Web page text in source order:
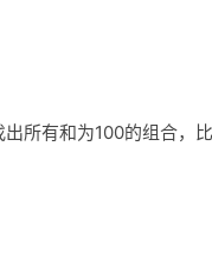
所有和为100的组合，